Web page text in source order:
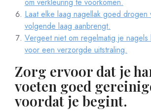
Laat elke laag nagellak goed
volgende laag aanbrengt.
Vergeet niet om regelmatig je
voor een verzorgde uitstraling.
Zorg ervoor dat je
voeten goed
voordat je begint.